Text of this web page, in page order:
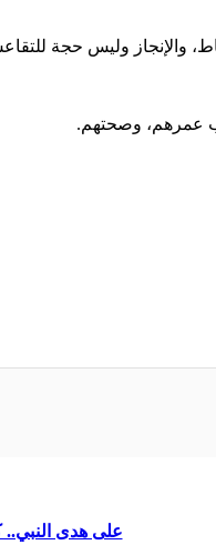
والإنجاز وليس حجة
عمرهم، وصحتهم.
على هدى النبي..